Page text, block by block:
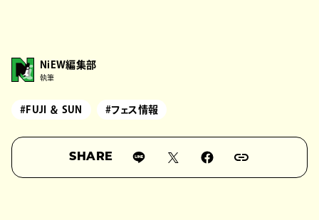
NiEW編集部
執筆
#FUJI ＆ SUN #フェス情報
SHARE